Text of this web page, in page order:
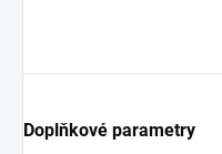
Doplňkové parametry